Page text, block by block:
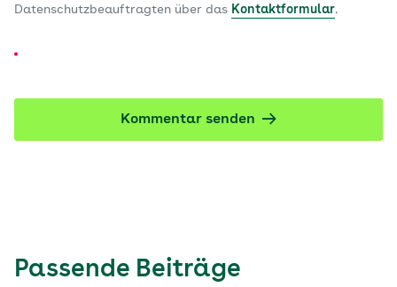
Datenschutzbeauftragten über das Kontaktformular.
Kommentar senden
Passende Beiträge